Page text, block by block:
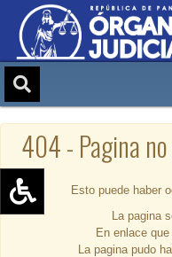
Aumentar texto (+)
Reducir texto (-)
404 - Pagina
Esto puede haber
La pagina
En enlace
La pagina pudo